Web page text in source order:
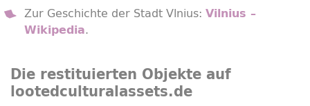
Zur Geschichte der Stadt Vlnius: Vilnius –
Wikipedia.
Die restituierten Objekte auf
lootedculturalassets.de